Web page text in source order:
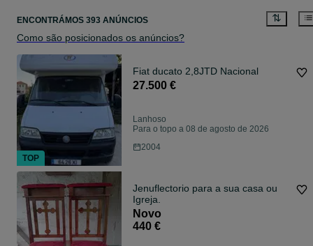
ENCONTRÁMOS 393 ANÚNCIOS
Como são posicionados os anúncios?
Fiat ducato 2,8JTD Nacional
27.500 €
Lanhoso
Para o topo a 08 de agosto de 2026
2004
Jenuflectorio para a sua casa ou
Igreja.
Novo
440 €
TOP